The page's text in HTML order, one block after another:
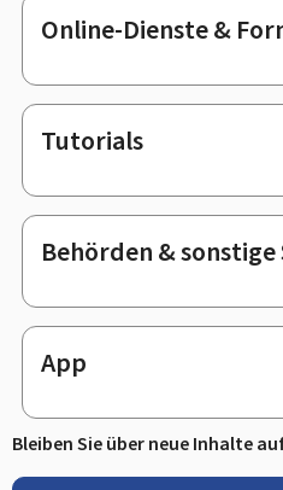
Online-Dienste &
Tutorials
Behörden & sonstige
App
Bleiben Sie über neue Inhalte